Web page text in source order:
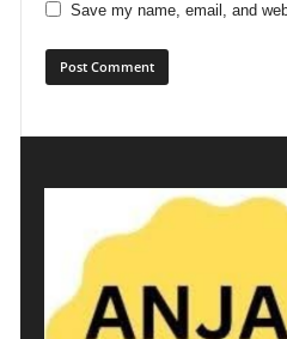
Save my name, email, and